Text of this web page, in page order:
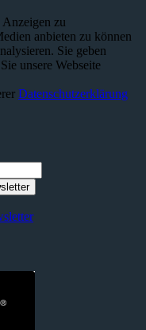
zu
anbieten zu können
Sie geben
unsere Webseite
Datenschutzerklärung